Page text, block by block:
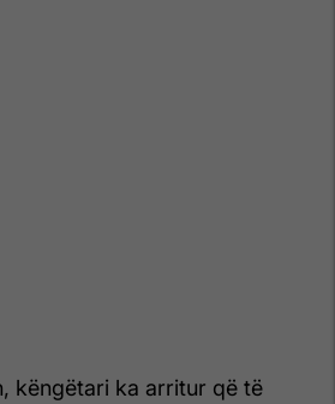
këngëtari ka arritur që të